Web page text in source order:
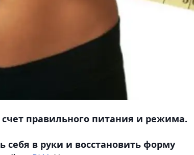
правильного питания и режима.
себя в руки и восстановить форму